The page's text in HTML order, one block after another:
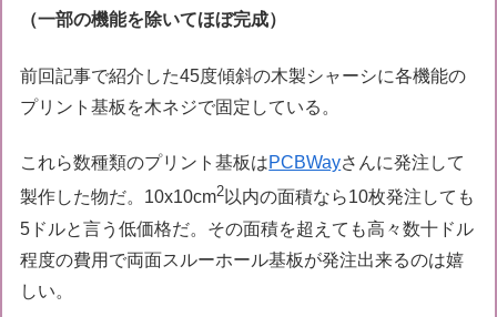
（一部の機能を除いてほぼ完成）
前回記事で紹介した45度傾斜の木製シャーシに各機能の
プリント基板を木ネジで固定している。
これら数種類のプリント基板はPCBWayさんに発注して
製作した物だ。10x10cm2以内の面積なら10枚発注しても
5ドルと言う低価格だ。その面積を超えても高々数十ドル
程度の費用で両面スルーホール基板が発注出来るのは嬉
しい。